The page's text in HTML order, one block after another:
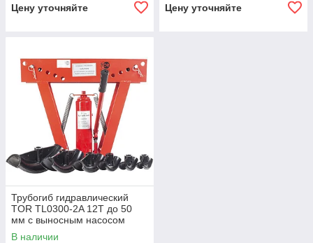
Цену уточняйте Цену уточняйте
Трубогиб гидравлический
TOR TL0300-2A 12T до 50
мм с выносным насосом
В наличии